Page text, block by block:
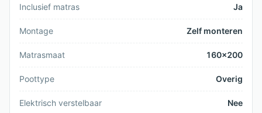
Inclusief matras Ja
Montage Zelf monteren
Matrasmaat 160x200
Poottype Overig
Elektrisch verstelbaar Nee